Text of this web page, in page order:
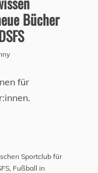
Bücher
für
Sportclub für
, Fußball in